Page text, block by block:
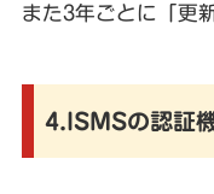
また3年ごとに「更
4.ISMSの認証